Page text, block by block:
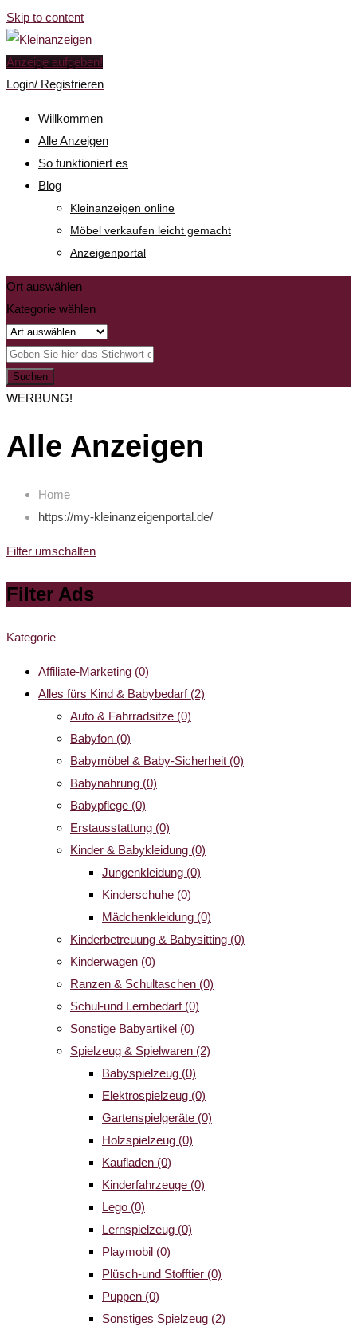
Skip to content
Anzeige aufgeben!
Login/ Registrieren
Willkommen
Alle Anzeigen
So funktioniert es
Blog
Kleinanzeigen online
Möbel verkaufen leicht gemacht
Anzeigenportal
Ort auswählen
Kategorie wählen
Suchen
WERBUNG!
Alle Anzeigen
Home
https://my-kleinanzeigenportal.de/
Filter umschalten
Filter Ads
Kategorie
Affiliate-Marketing (0)
Alles fürs Kind & Babybedarf (2)
Auto & Fahrradsitze (0)
Babyfon (0)
Babymöbel & Baby-Sicherheit (0)
Babynahrung (0)
Babypflege (0)
Erstausstattung (0)
Kinder & Babykleidung (0)
Jungenkleidung (0)
Kinderschuhe (0)
Mädchenkleidung (0)
Kinderbetreuung & Babysitting (0)
Kinderwagen (0)
Ranzen & Schultaschen (0)
Schul-und Lernbedarf (0)
Sonstige Babyartikel (0)
Spielzeug & Spielwaren (2)
Babyspielzeug (0)
Elektrospielzeug (0)
Gartenspielgeräte (0)
Holzspielzeug (0)
Kaufladen (0)
Kinderfahrzeuge (0)
Lego (0)
Lernspielzeug (0)
Playmobil (0)
Plüsch-und Stofftier (0)
Puppen (0)
Sonstiges Spielzeug (2)